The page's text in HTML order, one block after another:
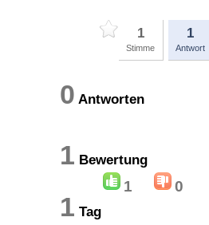
1
Stimme
1
Antwort
0 Antworten
1 Bewertung
1 0
1 Tag